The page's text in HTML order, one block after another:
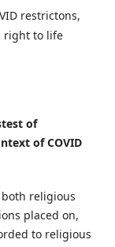
restrictons,
right to life
of
of COVID
both religious
placed on,
to religious